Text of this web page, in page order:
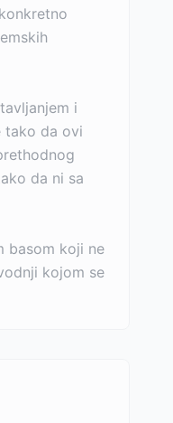
i
tako da ovi
da ni sa
basom koji ne
kojom se